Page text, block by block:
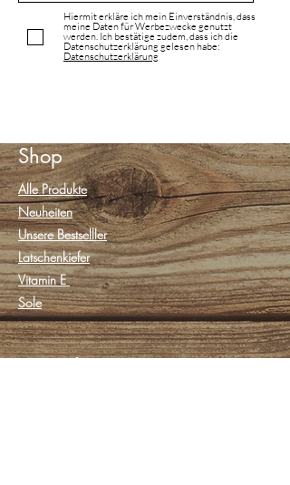
Hiermit erkläre ich mein Einverständnis, dass
meine Daten für Werbezwecke genutzt
werden. Ich bestätige zudem, dass ich die
Datenschutzerklärung gelesen habe:
Datenschutzerklärung
Shop
Alle Produkte
Neuheiten
Unsere Bestselller
Latschenkiefer
Vitamin E
Sole
Kontakt